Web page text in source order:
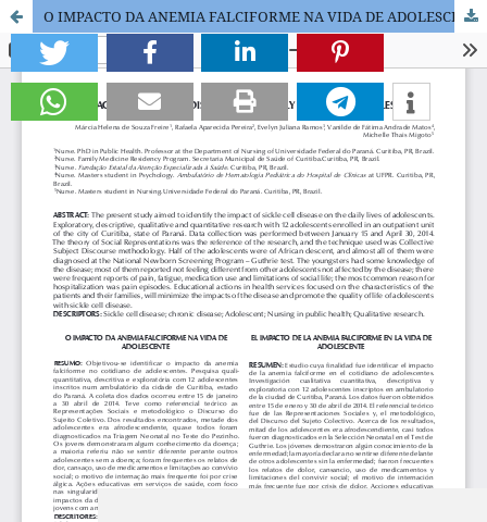
O IMPACTO DA ANEMIA FALCIFORME NA VIDA DE ADOLESCENTE